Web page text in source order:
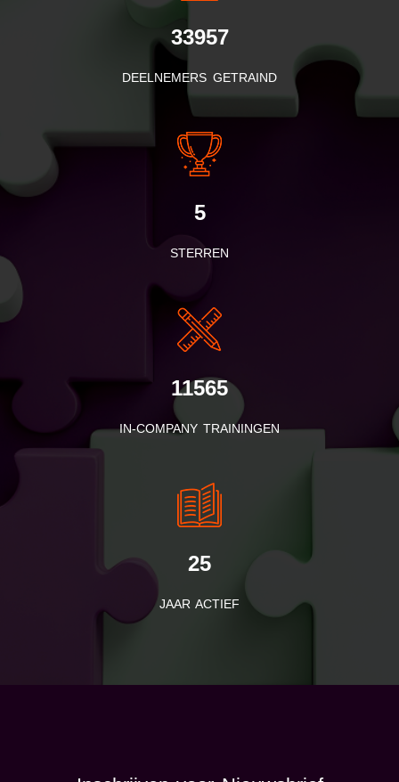
33957
DEELNEMERS GETRAIND
5
STERREN
11565
IN-COMPANY TRAININGEN
25
JAAR ACTIEF